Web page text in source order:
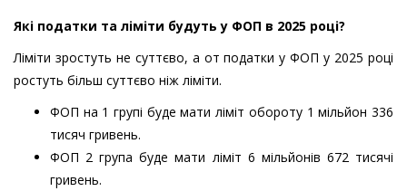
Які податки та ліміти будуть у ФОП в 2025 році?
Ліміти зростуть не суттєво, а от податки у ФОП у 2025 році
ростуть більш суттєво ніж ліміти.
ФОП на 1 групі буде мати ліміт обороту 1 мільйон 336
тисяч гривень.
ФОП 2 група буде мати ліміт 6 мільйонів 672 тисячі
гривень.